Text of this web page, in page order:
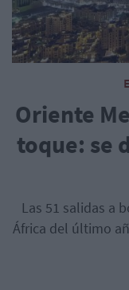
Oriente
toque: se
Las 51 salidas a
África del último